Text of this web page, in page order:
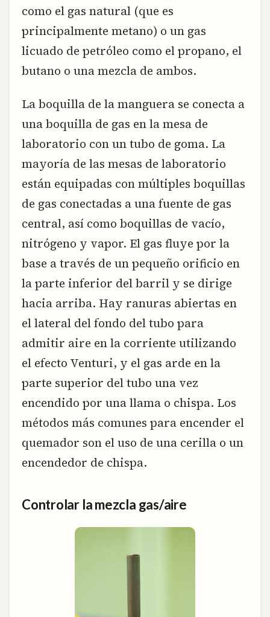
como el gas natural (que es
principalmente metano) o un gas
licuado de petróleo como el propano, el
butano o una mezcla de ambos.
La boquilla de la manguera se conecta a
una boquilla de gas en la mesa de
laboratorio con un tubo de goma. La
mayoría de las mesas de laboratorio
están equipadas con múltiples boquillas
de gas conectadas a una fuente de gas
central, así como boquillas de vacío,
nitrógeno y vapor. El gas fluye por la
base a través de un pequeño orificio en
la parte inferior del barril y se dirige
hacia arriba. Hay ranuras abiertas en
el lateral del fondo del tubo para
admitir aire en la corriente utilizando
el efecto Venturi, y el gas arde en la
parte superior del tubo una vez
encendido por una llama o chispa. Los
métodos más comunes para encender el
quemador son el uso de una cerilla o un
encendedor de chispa.
Controlar la mezcla gas/aire